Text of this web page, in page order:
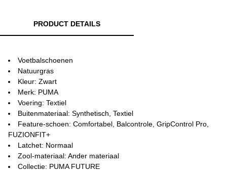
PRODUCT DETAILS
Voetbalschoenen
Natuurgras
Kleur: Zwart
Merk: PUMA
Voering: Textiel
Buitenmateriaal: Synthetisch, Textiel
Feature-schoen: Comfortabel, Balcontrole, GripControl Pro,
FUZIONFIT+
Latchet: Normaal
Zool-materiaal: Ander materiaal
Collectie: PUMA FUTURE